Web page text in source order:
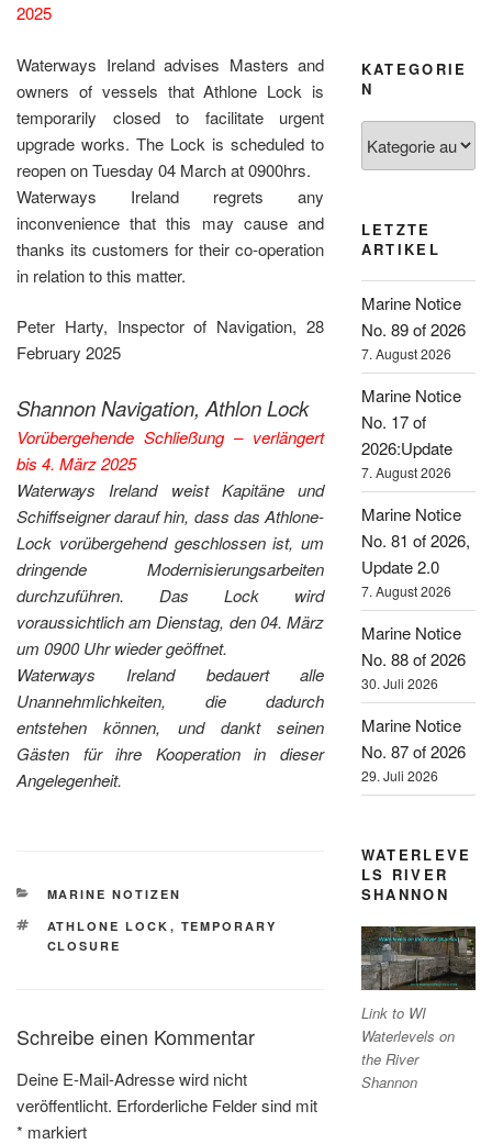
2025
Waterways Ireland advises Masters and
owners of vessels that Athlone Lock is
temporarily closed to facilitate urgent
upgrade works. The Lock is scheduled to
reopen on Tuesday 04 March at 0900hrs.
Waterways Ireland regrets any
inconvenience that this may cause and
thanks its customers for their co-operation
in relation to this matter.
Peter Harty, Inspector of Navigation, 28
February 2025
Shannon Navigation, Athlon Lock
Vorübergehende Schließung – verlängert
bis 4. März 2025
Waterways Ireland weist Kapitäne und
Schiffseigner darauf hin, dass das Athlone-
Lock vorübergehend geschlossen ist, um
dringende Modernisierungsarbeiten
durchzuführen. Das Lock wird
voraussichtlich am Dienstag, den 04. März
um 0900 Uhr wieder geöffnet.
Waterways Ireland bedauert alle
Unannehmlichkeiten, die dadurch
entstehen können, und dankt seinen
Gästen für ihre Kooperation in dieser
Angelegenheit.
KATEGORIEN
MARINE NOTIZEN
SCHLAGWÖRTER
ATHLONE LOCK , TEMPORARY
CLOSURE
Schreibe einen Kommentar
Deine E-Mail-Adresse wird nicht
veröffentlicht. Erforderliche Felder sind mit
* markiert
KATEGORIE
N
LETZTE
ARTIKEL
Marine Notice
No. 89 of 2026
7. August 2026
Marine Notice
No. 17 of
2026:Update
7. August 2026
Marine Notice
No. 81 of 2026,
Update 2.0
7. August 2026
Marine Notice
No. 88 of 2026
30. Juli 2026
Marine Notice
No. 87 of 2026
29. Juli 2026
WATERLEVE
LS RIVER
SHANNON
Link to WI
Waterlevels on
the River
Shannon